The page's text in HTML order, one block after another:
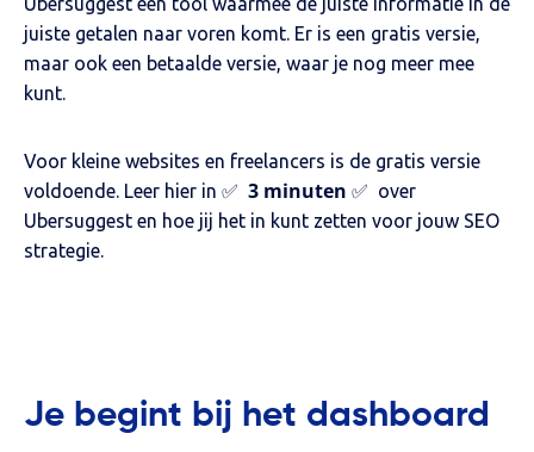
juiste getalen naar voren komt. Er is een gratis versie,
maar ook een betaalde versie, waar je nog meer mee
kunt.
Voor kleine websites en freelancers is de gratis versie
voldoende. Leer hier in ✅ 3 minuten ✅ over
Ubersuggest en hoe jij het in kunt zetten voor jouw SEO
strategie.
Je begint bij het dashboard